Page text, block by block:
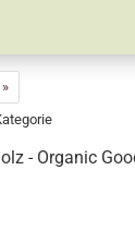
- Organic